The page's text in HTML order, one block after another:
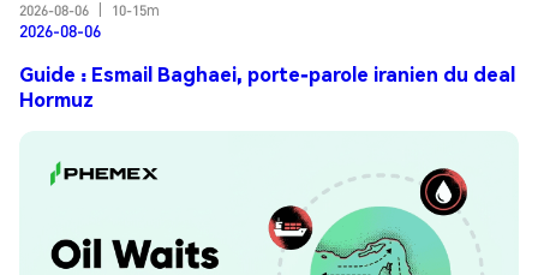
2026-08-06
10-15m
2026-08-06
Guide : Esmail Baghaei, porte-parole iranien du deal
Hormuz